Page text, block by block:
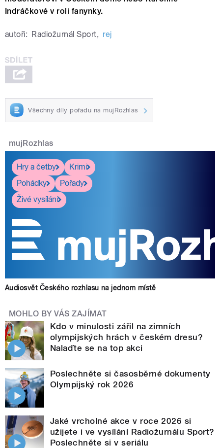
Indráčkové v roli fanynky.
autoři: Radiožurnál Sport, rej
Všechny díly pořadu na mujRozhlas
mujRozhlas
Hry a četby
Krimi
Pohádky
Pořady
Živé vysílání
Audiosvět Českého rozhlasu na jednom místě
MOHLO BY VÁS ZAJÍMAT
Kdo v minulosti zářil na zimních
olympijských hrách v českém dresu?
Nalaďte se na top akci
Poslechněte si časosběrné dokumenty
Olympijský rok 2026
Jaké vrcholné akce v roce 2026 si
užijete i ve vysílání Radiožurnálu Sport?
Poslechněte si v seriálu